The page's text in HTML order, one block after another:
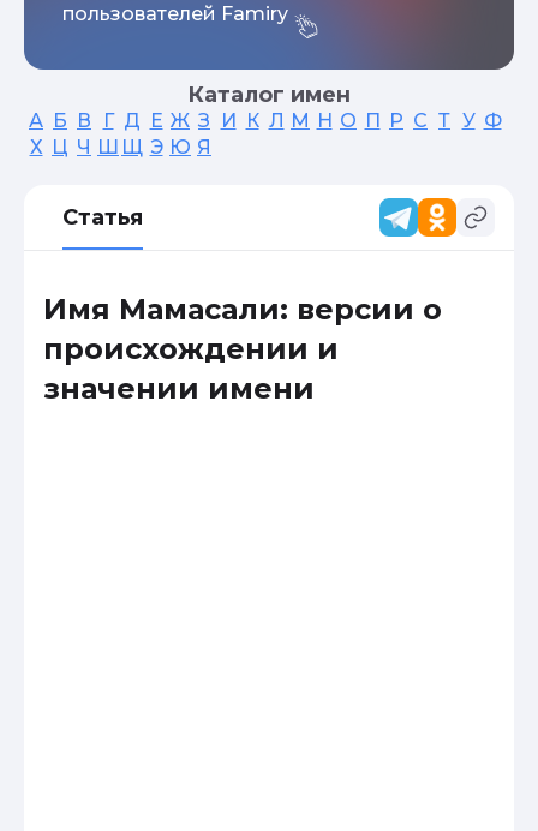
пользователей Famiry
Каталог имен
А Б В Г Д Е Ж З И К Л М Н О П Р С Т У Ф
Х Ц Ч Ш Щ Э Ю Я
Статья
Имя Мамасали: версии о
происхождении и
значении имени